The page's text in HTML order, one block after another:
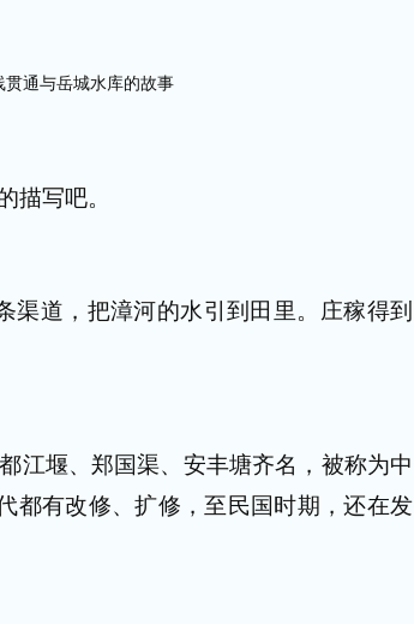
描写吧。
渠道，把漳河的水引到田里。庄稼得到
江堰、郑国渠、安丰塘齐名，被称为中
都有改修、扩修，至民国时期，还在发